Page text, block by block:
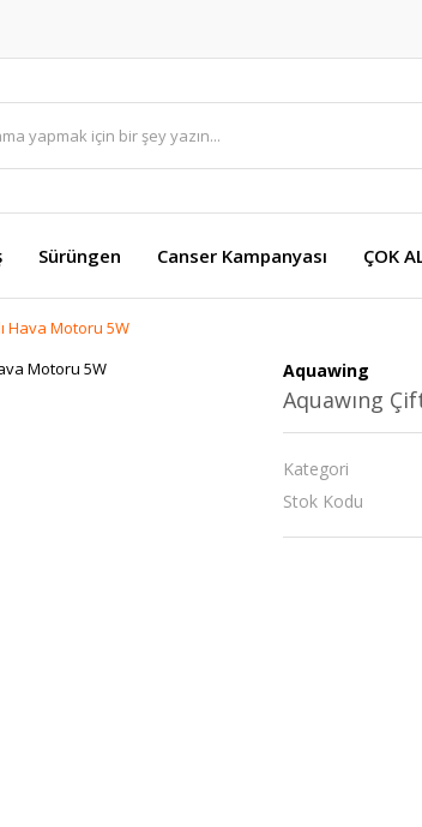
Sürüngen Canser Kampanyası ÇOK
Hava Motoru 5W
Aquawing
Aquawıng
Kategori
Stok Kodu